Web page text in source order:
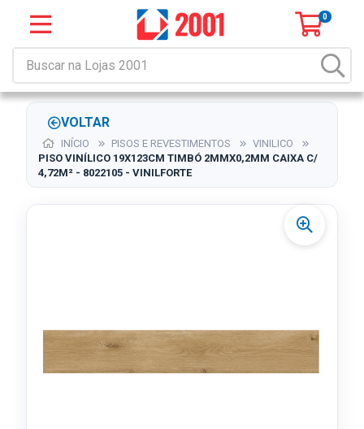
0
VOLTAR
INÍCIO PISOS E REVESTIMENTOS
VINILICO
PISO VINÍLICO 19X123CM TIMBÓ 2MMX0,2MM CAIXA C/
4,72M² - 8022105 - VINILFORTE